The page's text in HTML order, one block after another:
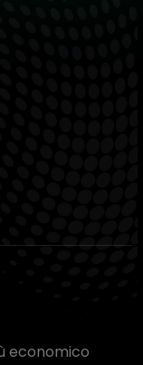
economico